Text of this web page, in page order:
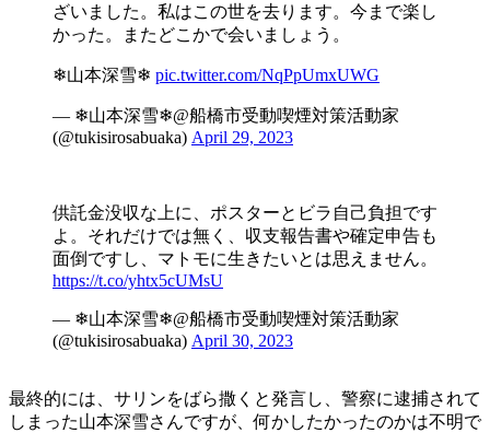
ざいました。私はこの世を去ります。今まで楽し
かった。またどこかで会いましょう。
❄山本深雪❄ pic.twitter.com/NqPpUmxUWG
— ❄山本深雪❄@船橋市受動喫煙対策活動家
(@tukisirosabuaka) April 29, 2023
供託金没収な上に、ポスターとビラ自己負担です
よ。それだけでは無く、収支報告書や確定申告も
面倒ですし、マトモに生きたいとは思えません。
https://t.co/yhtx5cUMsU
— ❄山本深雪❄@船橋市受動喫煙対策活動家
(@tukisirosabuaka) April 30, 2023
最終的には、サリンをばら撒くと発言し、警察に逮捕されて
しまった山本深雪さんですが、何かしたかったのかは不明で